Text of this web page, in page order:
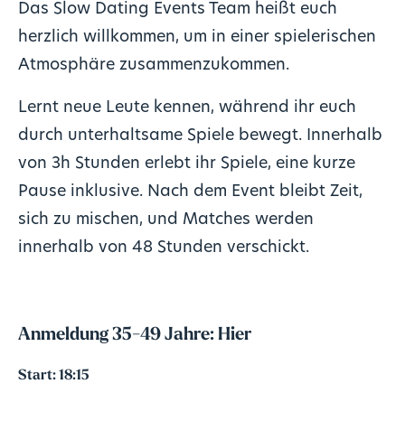
Das Slow Dating Events Team heißt euch
herzlich willkommen, um in einer spielerischen
Atmosphäre zusammenzukommen.
Lernt neue Leute kennen, während ihr euch
durch unterhaltsame Spiele bewegt. Innerhalb
von 3h Stunden erlebt ihr Spiele, eine kurze
Pause inklusive. Nach dem Event bleibt Zeit,
sich zu mischen, und Matches werden
innerhalb von 48 Stunden verschickt.
Anmeldung 35-49 Jahre: Hier
Start: 18:15